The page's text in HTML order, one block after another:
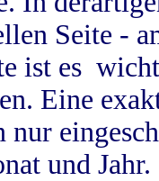
Seite -
ist es
Eine
nur
und Jahr.